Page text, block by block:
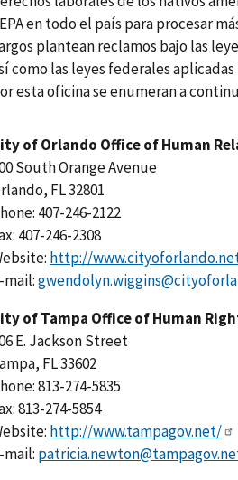
en todo el país para procesar
plantean reclamos bajo las
como las leyes federales aplicadas
esta oficina se enumeran a
of Orlando Office of Human
South Orange Avenue
FL 32801
407-246-2122
407-246-2308
http://
mail:
of Tampa Office of Human
E. Jackson Street
FL 33602
813-274-5835
813-274-5854
http://www.tampagov.net/
mail: